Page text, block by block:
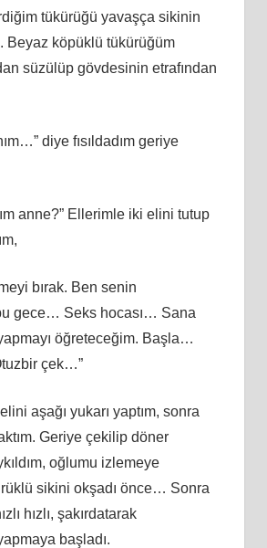
tükürüğü yavaşça sikinin
Beyaz köpüklü tükürüğüm
süzülüp gövdesinin etrafından
diye fısıldadım geriye
anne?” Ellerimle iki elini tutup
bırak. Ben senin
gece… Seks hocası… Sana
öğreteceğim. Başla…
çek…”
aşağı yukarı yaptım, sonra
Geriye çekilip döner
oğlumu izlemeye
sikini okşadı önce… Sonra
hızlı, şakırdatarak
başladı.